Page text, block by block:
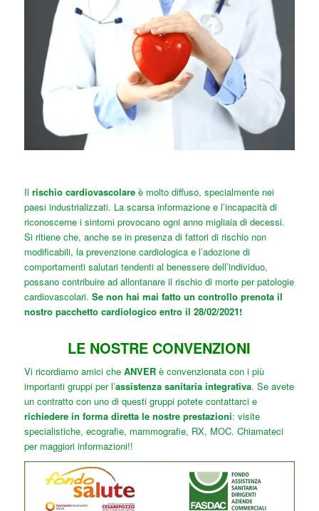
Il rischio cardiovascolareè molto diffuso, specialmente nei
paesi industrializzati. La scarsa informazione e l’incapacità di
riconoscerne i sintomi provocano ogni anno migliaia di decessi.
Si ritiene che, anche se in presenza di fattori di rischio non
modificabili, la prevenzione cardiologica e l’adozione di
comportamenti salutari tendenti al benessere dell’individuo,
possano contribuire ad allontanare il rischio di morte per patologie
cardiovascolari. Se non hai mai fatto un controllo prenota il
nostro pacchetto cardiologico entro il 28/02/2021!
LE NOSTRE CONVENZIONI
Vi ricordiamo amici che ANVERè convenzionata con i più
importanti gruppi per l’assistenza sanitaria integrativa. Se avete
un contratto con uno di questi gruppi potete contattarci e
richiedere in forma diretta le nostre prestazioni: visite
specialistiche, ecografie, mammografie, RX, MOC. Chiamateci
per maggiori informazioni!!